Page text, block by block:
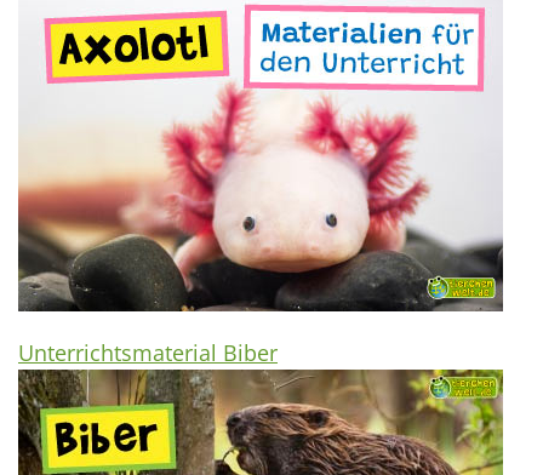
Unterrichtsmaterial Biber